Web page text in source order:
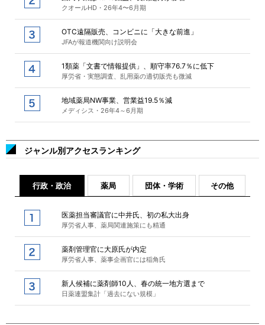
クオールHD・26年4〜6月期
OTC遠隔販売、コンビニに「大きな前進」
JFAが報道機関向け説明会
1類薬「文書で情報提供」、順守率76.7％に低下
厚労省・実態調査、乱用薬の適切販売も微減
地域薬局NW事業、営業益19.5％減
メディシス・26年4～6月期
ジャンル別アクセスランキング
行政・政治 薬局 団体・学術 その他
医薬担当審議官に中井氏、初の私大出身
厚労省人事、薬局関連施策にも精通
薬剤管理官に大原氏が内定
厚労省人事、薬事企画官には稲角氏
新人候補に薬剤師10人、春の統一地方選まで
日薬連盟集計「過去にない規模」